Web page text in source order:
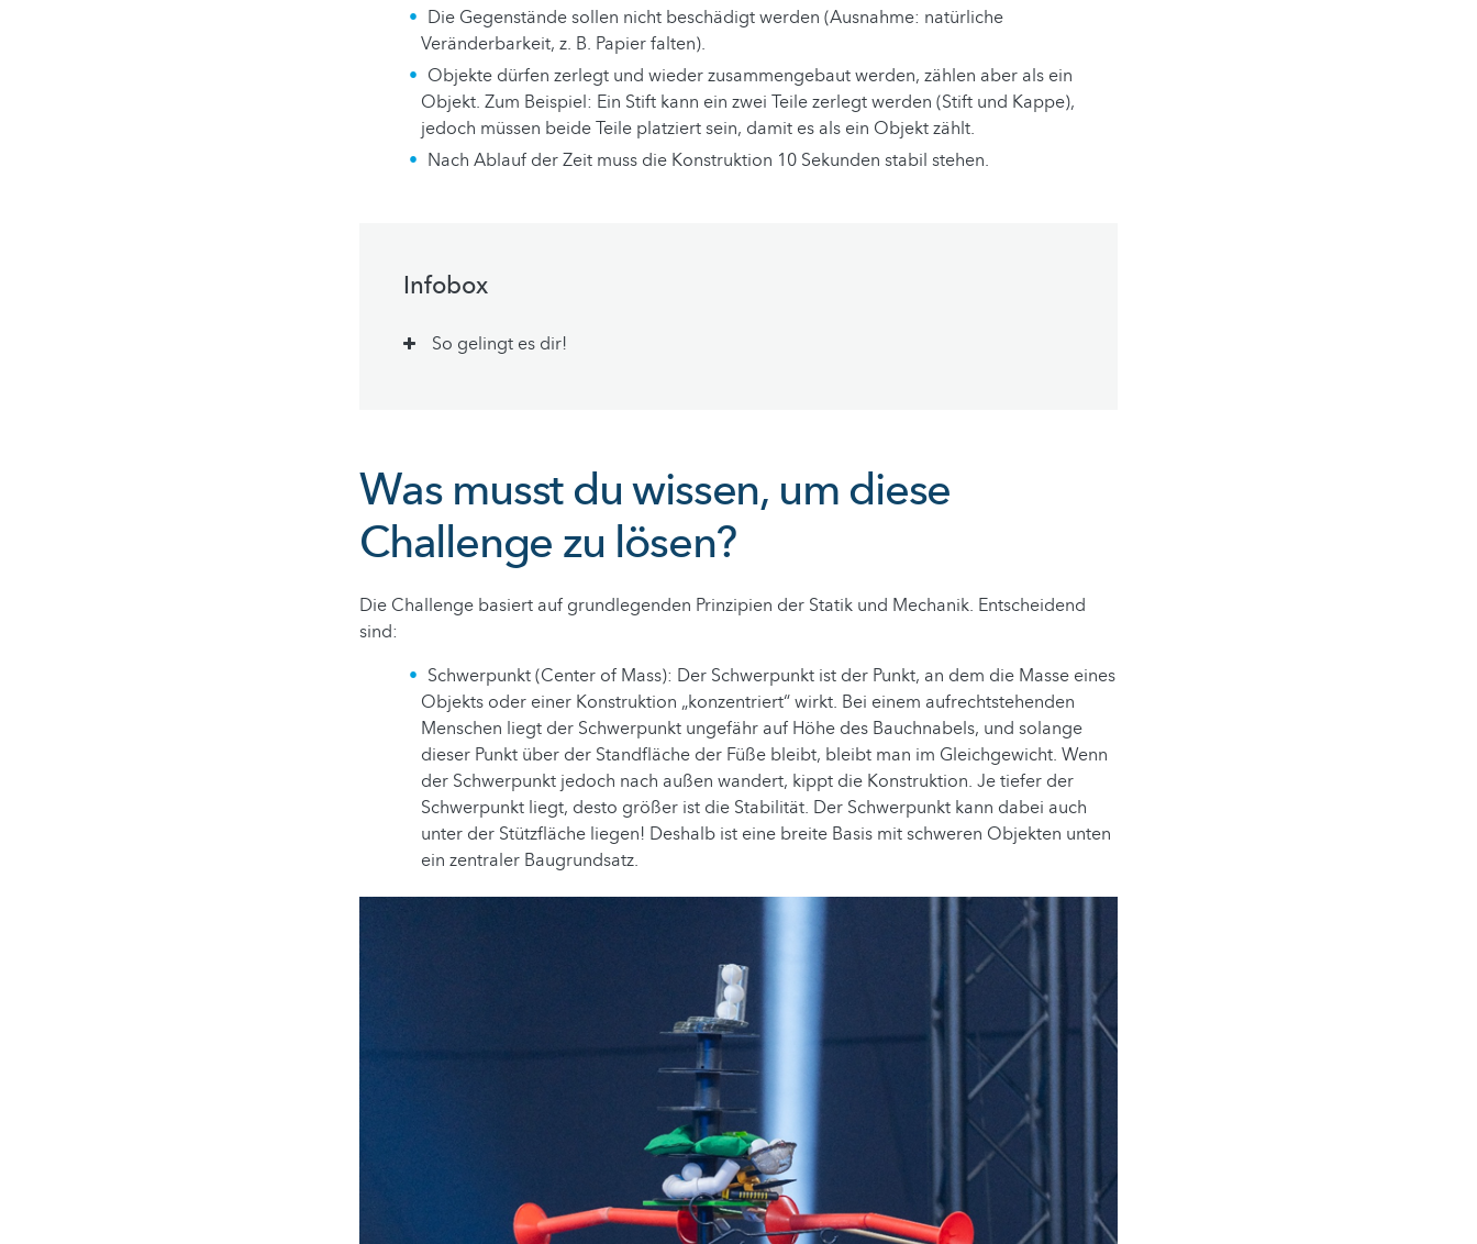
Die Gegenstände sollen nicht beschädigt werden (Ausnahme: natürliche
Veränderbarkeit, z. B. Papier falten).
Objekte dürfen zerlegt und wieder zusammengebaut werden, zählen aber als ein
Objekt. Zum Beispiel: Ein Stift kann ein zwei Teile zerlegt werden (Stift und Kappe),
jedoch müssen beide Teile platziert sein, damit es als ein Objekt zählt.
Nach Ablauf der Zeit muss die Konstruktion 10 Sekunden stabil stehen.
Infobox
So gelingt es dir!
Was musst du wissen, um diese
Challenge zu lösen?
Die Challenge basiert auf grundlegenden Prinzipien der Statik und Mechanik. Entscheidend
sind:
Schwerpunkt (Center of Mass): Der Schwerpunkt ist der Punkt, an dem die Masse eines
Objekts oder einer Konstruktion „konzentriert“ wirkt. Bei einem aufrechtstehenden
Menschen liegt der Schwerpunkt ungefähr auf Höhe des Bauchnabels, und solange
dieser Punkt über der Standfläche der Füße bleibt, bleibt man im Gleichgewicht. Wenn
der Schwerpunkt jedoch nach außen wandert, kippt die Konstruktion. Je tiefer der
Schwerpunkt liegt, desto größer ist die Stabilität. Der Schwerpunkt kann dabei auch
unter der Stützfläche liegen! Deshalb ist eine breite Basis mit schweren Objekten unten
ein zentraler Baugrundsatz.